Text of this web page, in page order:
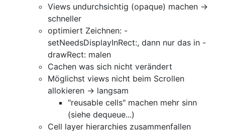
Views undurchsichtig (opaque) machen ->
schneller
optimiert Zeichnen: -
setNeedsDisplayInRect:, dann nur das in -
drawRect: malen
Cachen was sich nicht verändert
Möglichst views nicht beim Scrollen
allokieren -> langsam
"reusable cells" machen mehr sinn
(siehe dequeue...)
Cell layer hierarchies zusammenfallen